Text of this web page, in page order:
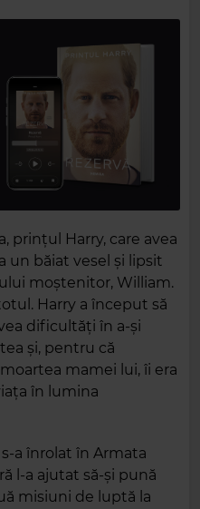
prințul Harry, care avea
un băiat vesel și lipsit
moștenitor, William.
Harry a început să
dificultăți în a‑și
și, pentru că
mamei lui, îi era
în lumina
înrolat în Armata
l‑a ajutat să‑și pună
misiuni de luptă la